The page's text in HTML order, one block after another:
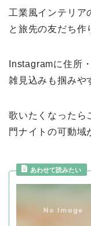
工業風インテリ
と旅先の友だち作
Instagramに住所
雑見込みも掴みや
歌いたくなったら
門ナイトの可動域